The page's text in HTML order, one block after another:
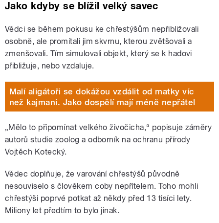
Jako kdyby se blížil velký savec
Vědci se během pokusu ke chřestýšům nepřibližovali
osobně, ale promítali jim skvrnu, kterou zvětšovali a
zmenšovali. Tím simulovali objekt, který se k hadovi
přibližuje, nebo vzdaluje.
Malí aligátoři se dokážou vzdálit od matky víc
než kajmani. Jako dospělí mají méně nepřátel
„Mělo to připomínat velkého živočicha,“ popisuje záměry
autorů studie zoolog a odborník na ochranu přírody
Vojtěch Kotecký.
Vědec doplňuje, že varování chřestýšů původně
nesouviselo s člověkem coby nepřítelem. Toho mohli
chřestýši poprvé potkat až někdy před 13 tisíci lety.
Miliony let předtím to bylo jinak.